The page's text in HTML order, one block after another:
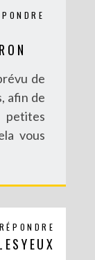
de
afin de
vous
RÉPONDRE